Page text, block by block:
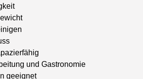
und Gastronomie
geeignet